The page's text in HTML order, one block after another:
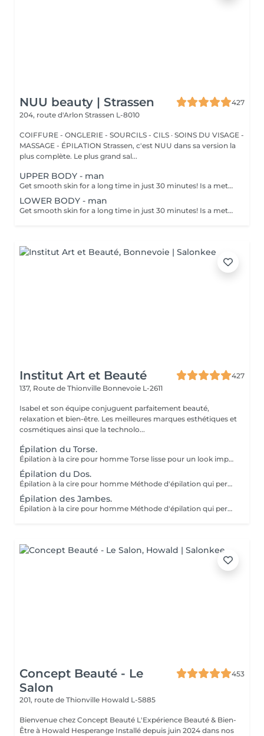
NUU beauty | Strassen
427
204, route d'Arlon Strassen L-8010
COIFFURE - ONGLERIE - SOURCILS - CILS · SOINS DU VISAGE -
MASSAGE - ÉPILATION Strassen, c'est NUU dans sa version la
plus complète. Le plus grand sal...
UPPER BODY - man
Get smooth skin for a long time in just 30 minutes! Is a method of hair removal when your hair is pulled out with warm wax with the hair follicle. How is wax epilation done? - preparation is performed - wax is applied - depilation is performed - wax residue is removed Age restrictions: recommended to do from 14 years. Post procedure recommendations: do not take hot bath, do not visit sauna, do not swim in the pool for 12 hours after the procedure - it can cause irritation. Frequency: once in 4 weeks.
LOWER BODY - man
Get smooth skin for a long time in just 30 minutes! Is a method of hair removal when your hair is pulled out with warm wax with the hair follicle. How is wax epilation done? - preparation is performed - wax is applied - depilation is performed - wax residue is removed Age restrictions: recommended to do from 14 years. Post procedure recommendations: do not take hot bath, do not visit sauna, do not swim in the pool for 12 hours after the procedure - it can cause irritation. Frequency: once in 4 weeks.
Institut Art et Beauté
427
137, Route de Thionville Bonnevoie L-2611
Isabel et son équipe conjuguent parfaitement beauté,
relaxation et bien-être. Les meilleures marques esthétiques et
cosmétiques ainsi que la technolo...
Épilation du Torse.
Épilation à la cire pour homme Torse lisse pour un look impeccable. Méthode d'épilation qui permet l'élimination des poils de façon efficace. Les poils qui repoussent s'affinent et sont plus doux. Pour l'épilation masculine, nous utilisons la cire tiède pour la plupart des régions du corps et la cire chaude pour les régions plus sensibles (torse et parties intimes). Le post-épilatoire spécifique aux besoins de la peau des hommes est appliqué par la suite afin de minimiser l'apparition de petits boutons et de poils incarnés. Gardez à l'esprit qu'une exfoliation APRÈS l'épilation est la façon la plus efficace de minimiser ces effets indésirables.
Épilation du Dos.
Épilation à la cire pour homme Méthode d'épilation qui permet l'élimination des poils de façon efficace. Les poils qui repoussent s'affinent et sont plus doux. Pour l'épilation masculine, nous utilisons la cire tiède pour la plupart des régions du corps et la cire chaude pour les régions plus sensibles (torse et parties intimes). Le post-épilatoire spécifique aux besoins de la peau des hommes est appliqué par la suite afin de minimiser l'apparition de petits boutons et de poils incarnés. Gardez à l'esprit qu'une exfoliation APRÈS l'épilation est la façon la plus efficace de minimiser ces effets indésirables.
Épilation des Jambes.
Épilation à la cire pour homme Méthode d'épilation qui permet l'élimination des poils de façon efficace. Les poils qui repoussent s'affinent et sont plus doux. Pour l'épilation masculine, nous utilisons la cire tiède pour la plupart des régions du corps et la cire chaude pour les régions plus sensibles (torse et parties intimes). Le post-épilatoire spécifique aux besoins de la peau des hommes est appliqué par la suite afin de minimiser l'apparition de petits boutons et de poils incarnés. Gardez à l'esprit qu'une exfoliation APRÈS l'épilation est la façon la plus efficace de minimiser ces effets indésirables.
Concept Beauté - Le
Salon
453
201, route de Thionville Howald L-5885
Bienvenue chez Concept Beauté L'Expérience Beauté & Bien-
Être à Howald Hesperange Installé depuis juin 2024 dans nos